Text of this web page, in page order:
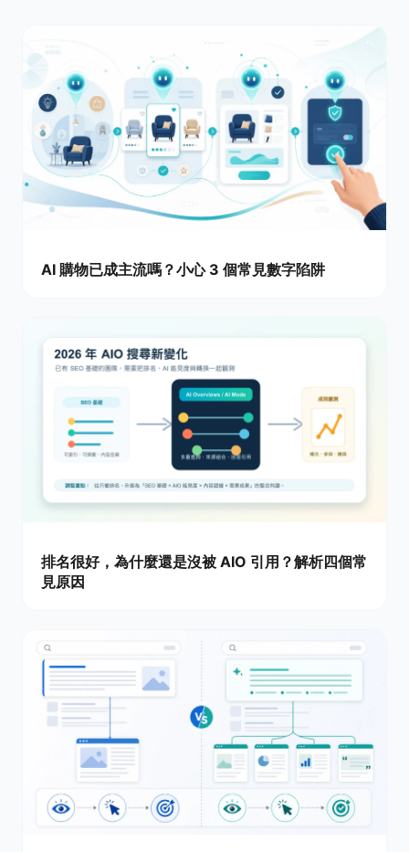
AI 購物已成主流嗎？小心 3 個常見數字陷阱
排名很好，為什麼還是沒被 AIO 引用？解析四個常
見原因